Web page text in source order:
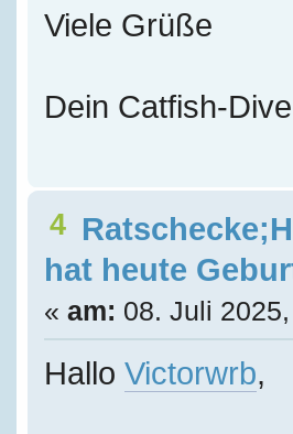
Viele Grüße
Dein Catfish-
4
hat heute
« am: 08. Juli
Hallo Victorwrb,